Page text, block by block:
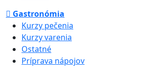
Gastronómia
Kurzy pečenia
Kurzy varenia
Ostatné
Príprava nápojov